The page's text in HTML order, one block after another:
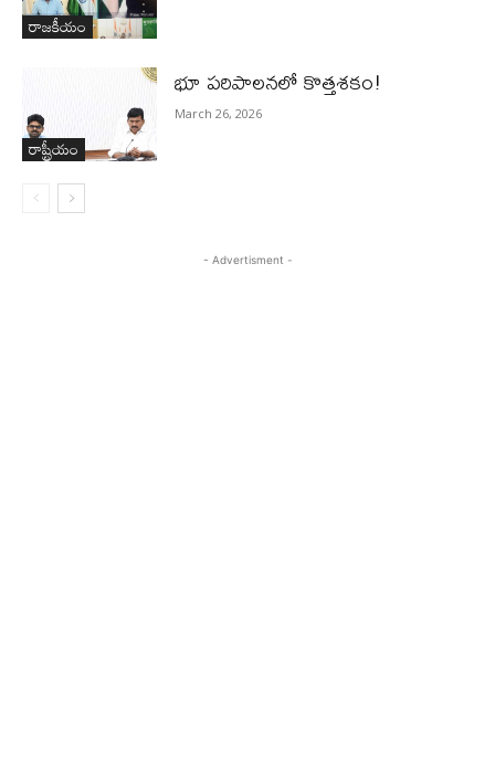
రాజకీయం
రాష్ట్రీయం
భూ ప‌రిపాల‌న‌లో కొత్తశ‌కం!
March 26, 2026
- Advertisment -